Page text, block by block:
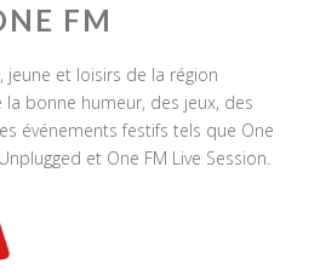
FM
jeune et loisirs de la région
la bonne humeur, des jeux, des
événements festifs tels que One
et One FM Live Session.